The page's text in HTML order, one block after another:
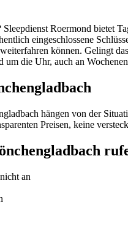
Roermond bietet
eingeschlossene
können. Gelingt
die Uhr, auch an
hängen von der
Preisen, keine
an